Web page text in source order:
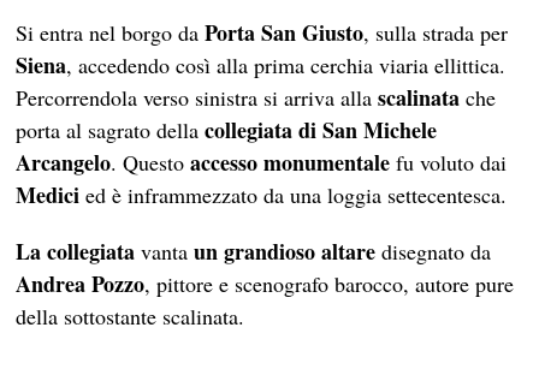
Si entra nel borgo daPorta San Giusto, sulla strada per
Siena, accedendo così alla prima cerchia viaria ellittica.
Percorrendola verso sinistra si arriva allascalinata che
porta al sagrato dellacollegiata di San Michele
Arcangelo. Questoaccesso monumentale fu voluto dai
Medici ed è inframmezzato da una loggia settecentesca.
La collegiata vantaun grandioso altare disegnato da
Andrea Pozzo, pittore e scenografo barocco, autore pure
della sottostante scalinata.